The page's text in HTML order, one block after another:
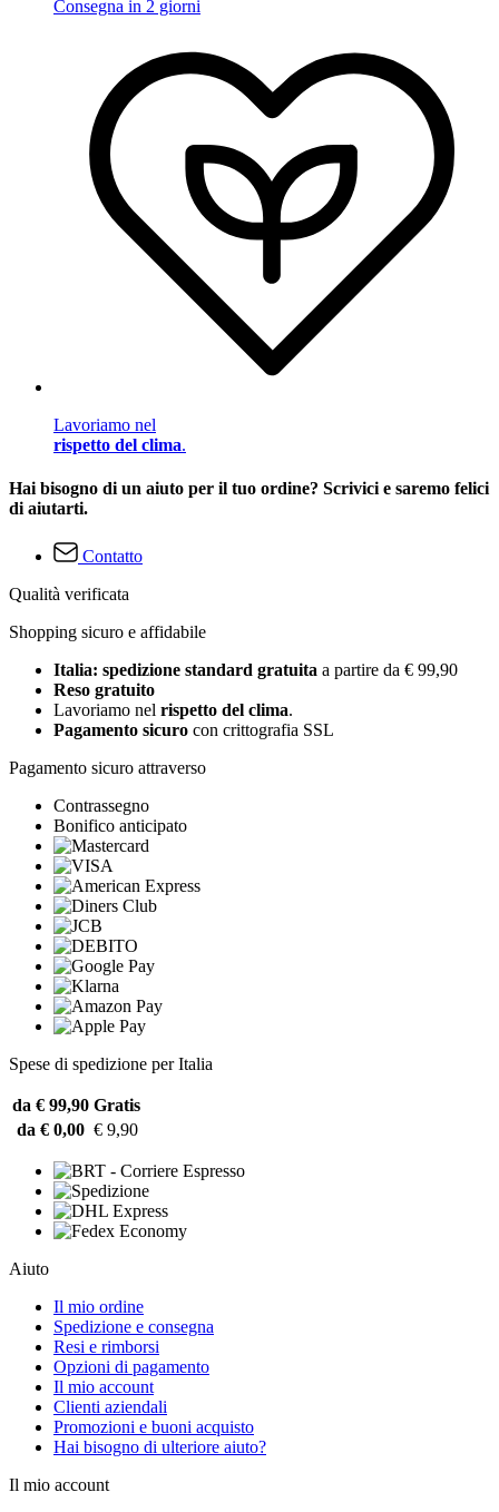
Consegna in 2 giorni
Lavoriamo nel
rispetto del clima.
Hai bisogno di un aiuto per il tuo ordine? Scrivici e saremo felici
di aiutarti.
Contatto
Qualità verificata
Shopping sicuro e affidabile
Italia: spedizione standard gratuita a partire da € 99,90
Reso gratuito
Lavoriamo nel rispetto del clima.
Pagamento sicuro con crittografia SSL
Pagamento sicuro attraverso
Contrassegno
Bonifico anticipato
Spese di spedizione per Italia
da € 99,90 Gratis
da € 0,00 € 9,90
Aiuto
Il mio ordine
Spedizione e consegna
Resi e rimborsi
Opzioni di pagamento
Il mio account
Clienti aziendali
Promozioni e buoni acquisto
Hai bisogno di ulteriore aiuto?
Il mio account